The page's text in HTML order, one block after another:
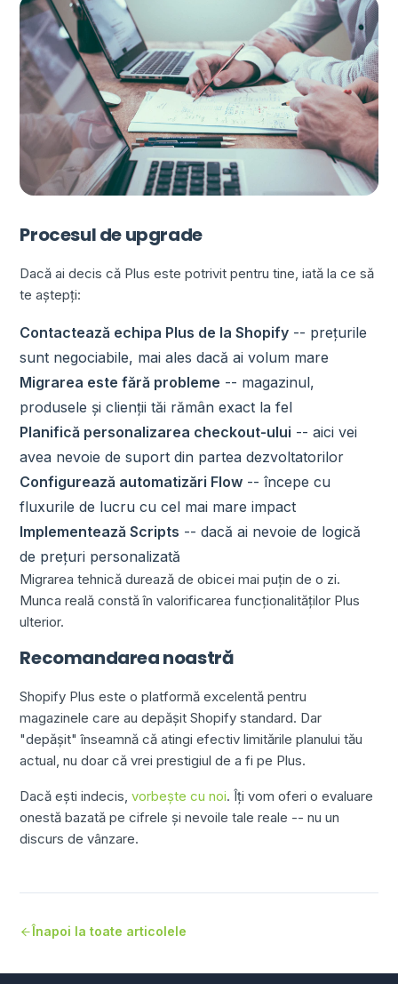
Procesul de upgrade
Dacă ai decis că Plus este potrivit pentru tine, iată la ce să
te aștepți:
Contactează echipa Plus de la Shopify -- prețurile
sunt negociabile, mai ales dacă ai volum mare
Migrarea este fără probleme -- magazinul,
produsele și clienții tăi rămân exact la fel
Planifică personalizarea checkout-ului -- aici vei
avea nevoie de suport din partea dezvoltatorilor
Configurează automatizări Flow -- începe cu
fluxurile de lucru cu cel mai mare impact
Implementează Scripts -- dacă ai nevoie de logică
de prețuri personalizată
Migrarea tehnică durează de obicei mai puțin de o zi.
Munca reală constă în valorificarea funcționalităților Plus
ulterior.
Recomandarea noastră
Shopify Plus este o platformă excelentă pentru
magazinele care au depășit Shopify standard. Dar
"depășit" înseamnă că atingi efectiv limitările planului tău
actual, nu doar că vrei prestigiul de a fi pe Plus.
Dacă ești indecis,vorbește cu noi. Îți vom oferi o evaluare
onestă bazată pe cifrele și nevoile tale reale -- nu un
discurs de vânzare.
Înapoi la toate articolele